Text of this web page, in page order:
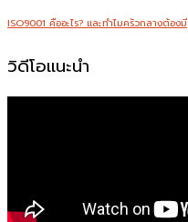
ISO9001 คืออะไร? และทำไมครัวกลางต้องมี
วิดีโอแนะนำ